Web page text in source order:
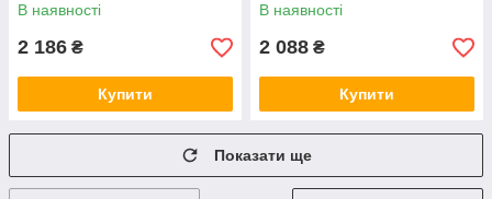
В наявності
2 186 ₴
Купити
В наявності
2 088 ₴
Купити
Показати ще